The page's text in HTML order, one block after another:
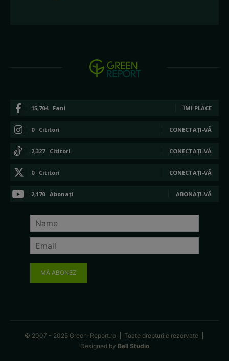
15,704 Fani ÎMI PLACE
0 Cititori CONECTAȚI-VĂ
2,327 Cititori CONECTAȚI-VĂ
0 Cititori CONECTAȚI-VĂ
2,170 Abonați ABONAȚI-VĂ
MĂ ABONEZ
© 2007 - 2025 Green-Report.ro Toate drepturile rezervate
Designed by Bell Studio